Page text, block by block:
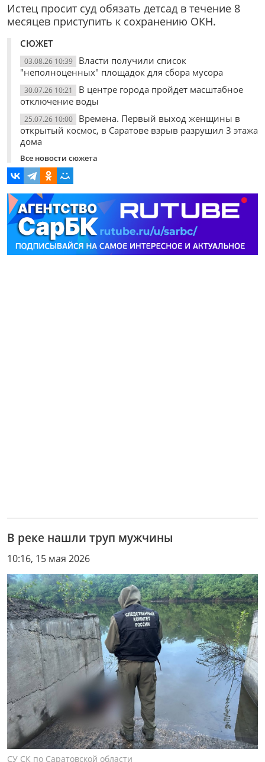
Истец просит суд обязать детсад в течение 8
месяцев приступить к сохранению ОКН.
СЮЖЕТ
03.08.26 10:39
Власти получили список
"неполноценных" площадок для сбора мусора
30.07.26 10:21
В центре города пройдет масштабное
отключение воды
25.07.26 10:00
Времена. Первый выход женщины в
открытый космос, в Саратове взрыв разрушил 3 этажа
дома
Все новости сюжета
В реке нашли труп мужчины
10:16, 15 мая 2026
СУ СК по Саратовской области